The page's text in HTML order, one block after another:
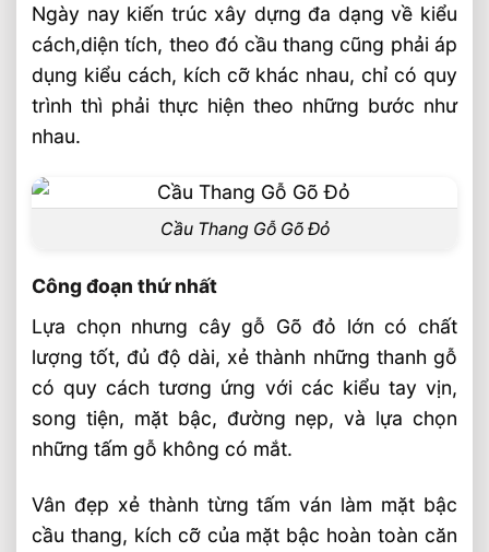
Ngày nay kiến trúc xây dựng đa dạng về kiểu
cách,diện tích, theo đó cầu thang cũng phải áp
dụng kiểu cách, kích cỡ khác nhau, chỉ có quy
trình thì phải thực hiện theo những bước như
nhau.
Cầu Thang Gỗ Gõ Đỏ
Công đoạn thứ nhất
Lựa chọn nhưng cây gỗ Gõ đỏ lớn có chất
lượng tốt, đủ độ dài, xẻ thành những thanh gỗ
có quy cách tương ứng với các kiểu tay vịn,
song tiện, mặt bậc, đường nẹp, và lựa chọn
những tấm gỗ không có mắt.
Vân đẹp xẻ thành từng tấm ván làm mặt bậc
cầu thang, kích cỡ của mặt bậc hoàn toàn căn